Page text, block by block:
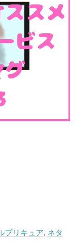
14話
さん。
で通訳の仕事を
欠航したとのこ
ますが、本当に
プリキュア, ネタ